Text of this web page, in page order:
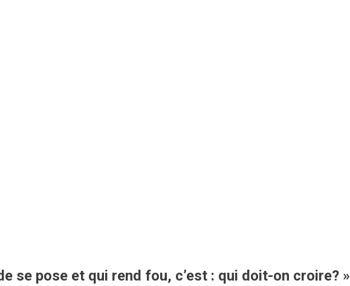
se pose et qui rend fou, c’est : qui doit-on croire? »